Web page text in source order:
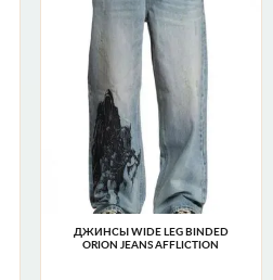
ДЖИНСЫ WIDE LEG BINDED
ORION JEANS AFFLICTION